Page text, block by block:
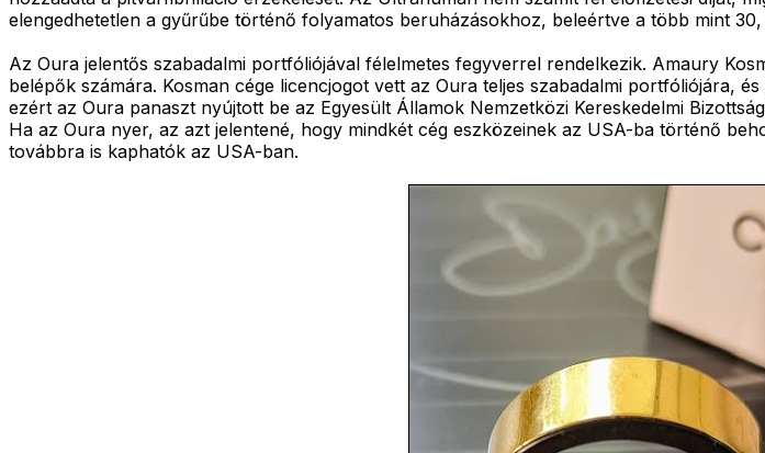
elengedhetetlen a gyűrűbe történő folyamatos beruházásokhoz, beleértve a több mint
Az Oura jelentős szabadalmi portfóliójával félelmetes fegyverrel rendelkezik. Amaury
belépők számára. Kosman cége licencjogot vett az Oura teljes szabadalmi portfóliójára,
ezért az Oura panaszt nyújtott be az Egyesült Államok Nemzetközi Kereskedelmi
Ha az Oura nyer, az azt jelentené, hogy mindkét cég eszközeinek az USA-ba történő
továbbra is kaphatók az USA-ban.